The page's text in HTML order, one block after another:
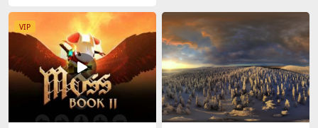
VIP